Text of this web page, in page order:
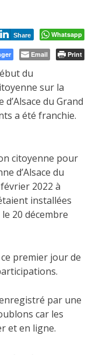
Share Whatsapp
Email Print
du
sur la
du Grand
a été franchie.
citoyenne pour
d’Alsace du
2022 à
installées
20 décembre
premier jour de
par une
car les
et en ligne.